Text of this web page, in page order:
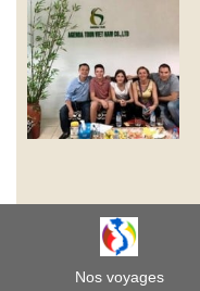
Nos voyages